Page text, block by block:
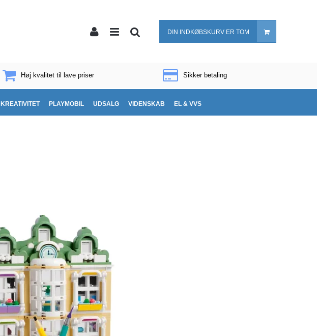
DIN INDKØBSKURV ER TOM
Høj kvalitet til lave priser Sikker betaling
KREATIVITET PLAYMOBIL UDSALG VIDENSKAB EL & VVS